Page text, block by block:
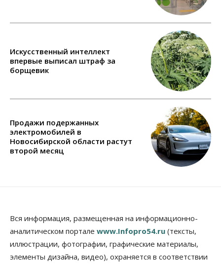
Искусственный интеллект
впервые выписал штраф за
борщевик
Продажи подержанных
электромобилей в
Новосибирской области растут
второй месяц
Вся информация, размещенная на информационно-
аналитическом портале www.Infopro54.ru (тексты,
иллюстрации, фотографии, графические материалы,
элементы дизайна, видео), охраняется в соответствии